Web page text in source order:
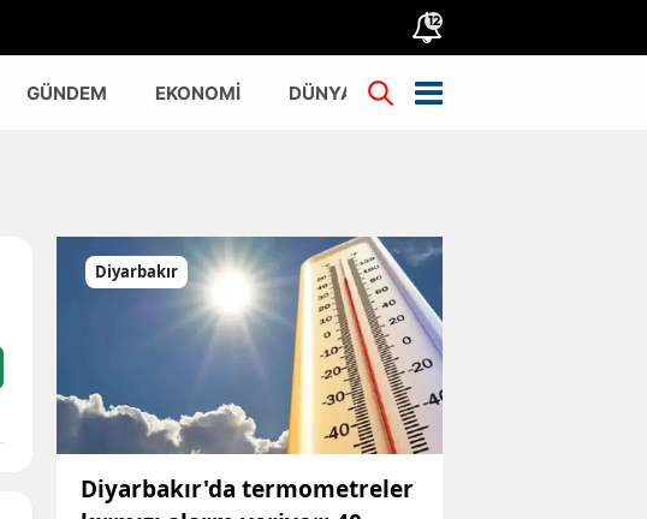
12
GÜNDEM EKONOMİ DÜNYA TÜRKİYE
Diyarbakır
Diyarbakır'da termometreler